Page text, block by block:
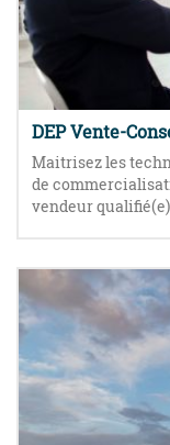
DEP Vente-
Maitrisez les
de
vendeur